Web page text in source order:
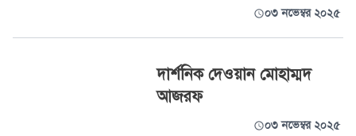
০৩ নভেম্বর ২০২৫
দার্শনিক দেওয়ান মোহাম্মদ
আজরফ
০৩ নভেম্বর ২০২৫